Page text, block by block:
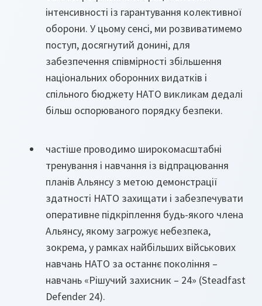
інтенсивності із гарантування колективної
оборони. У цьому сенсі, ми розвиватимемо
поступ, досягнутий донині, для
забезпечення співмірності збільшення
національних оборонних видатків і
спільного бюджету НАТО викликам дедалі
більш оспорюваного порядку безпеки.
частіше проводимо широкомасштабні
тренування і навчання із відпрацювання
планів Альянсу з метою демонстрації
здатності НАТО захищати і забезпечувати
оперативне підкріплення будь-якого члена
Альянсу, якому загрожує небезпека,
зокрема, у рамках найбільших військових
навчань НАТО за останнє покоління –
навчань «Рішучий захисник – 24» (Steadfast
Defender 24).